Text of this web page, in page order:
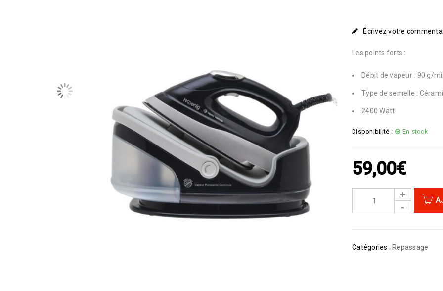
Écrivez votre
Les points forts :
Débit de vapeur : 90 g/
Type de semelle :
2400 Watt
Disponibilité : En stock
59,00€
Catégories : Repassage